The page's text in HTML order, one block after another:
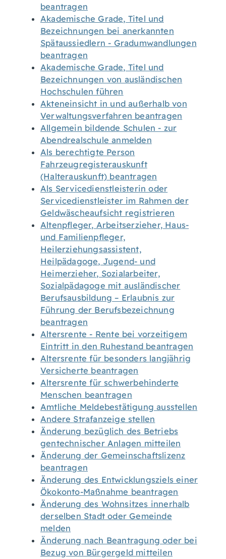
beantragen
Akademische Grade, Titel und
Bezeichnungen bei anerkannten
Spätaussiedlern - Gradumwandlungen
beantragen
Akademische Grade, Titel und
Bezeichnungen von ausländischen
Hochschulen führen
Akteneinsicht in und außerhalb von
Verwaltungsverfahren beantragen
Allgemein bildende Schulen - zur
Abendrealschule anmelden
Als berechtigte Person
Fahrzeugregisterauskunft
(Halterauskunft) beantragen
Als Servicedienstleisterin oder
Servicedienstleister im Rahmen der
Geldwäscheaufsicht registrieren
Altenpfleger, Arbeitserzieher, Haus-
und Familienpfleger,
Heilerziehungsassistent,
Heilpädagoge, Jugend- und
Heimerzieher, Sozialarbeiter,
Sozialpädagoge mit ausländischer
Berufsausbildung – Erlaubnis zur
Führung der Berufsbezeichnung
beantragen
Altersrente - Rente bei vorzeitigem
Eintritt in den Ruhestand beantragen
Altersrente für besonders langjährig
Versicherte beantragen
Altersrente für schwerbehinderte
Menschen beantragen
Amtliche Meldebestätigung ausstellen
Andere Strafanzeige stellen
Änderung bezüglich des Betriebs
gentechnischer Anlagen mitteilen
Änderung der Gemeinschaftslizenz
beantragen
Änderung des Entwicklungsziels einer
Ökokonto-Maßnahme beantragen
Änderung des Wohnsitzes innerhalb
derselben Stadt oder Gemeinde
melden
Änderung nach Beantragung oder bei
Bezug von Bürgergeld mitteilen